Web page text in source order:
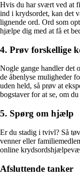
Hvis du har svært ved at
ind i krydsordet, kan det
lignende ord. Ord som
hjælpe dig med at få et
4. Prøv forskellige
Nogle gange handler det
de åbenlyse muligheder
uden held, så prøv at
bogstaver for at se, om
5. Spørg om hjælp
Er du stadig i tvivl? Så
venner eller
online
Afsluttende tanker